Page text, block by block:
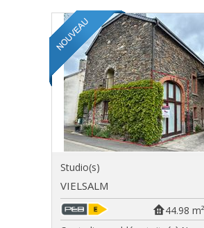
Studio(s)
VIELSALM
44.98 m²